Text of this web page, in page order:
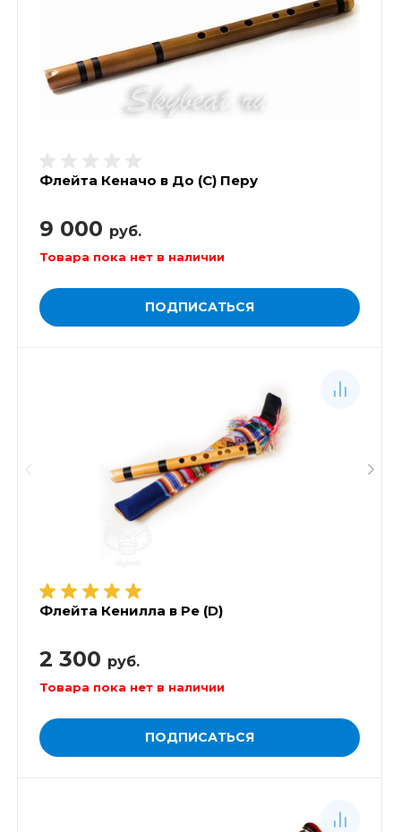
Флейта Кеначо в До (С) Перу
9 000 руб.
Товара пока нет в наличии
ПОДПИСАТЬСЯ
Флейта Кенилла в Ре (D)
2 300 руб.
Товара пока нет в наличии
ПОДПИСАТЬСЯ